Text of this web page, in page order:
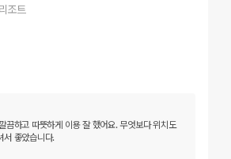
조트
끔하고 따뜻하게 이용 잘 했어요. 무엇보다 위치도
서 좋았습니다.